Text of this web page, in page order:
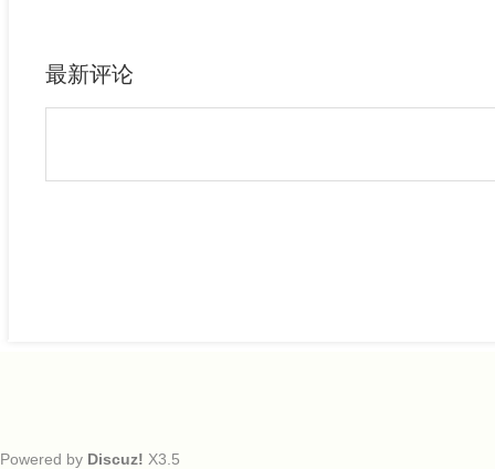
最新评论
Powered by Discuz! X3.5